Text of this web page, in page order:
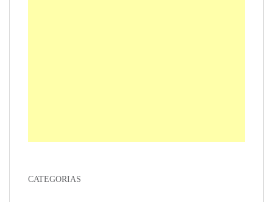
CATEGORIAS